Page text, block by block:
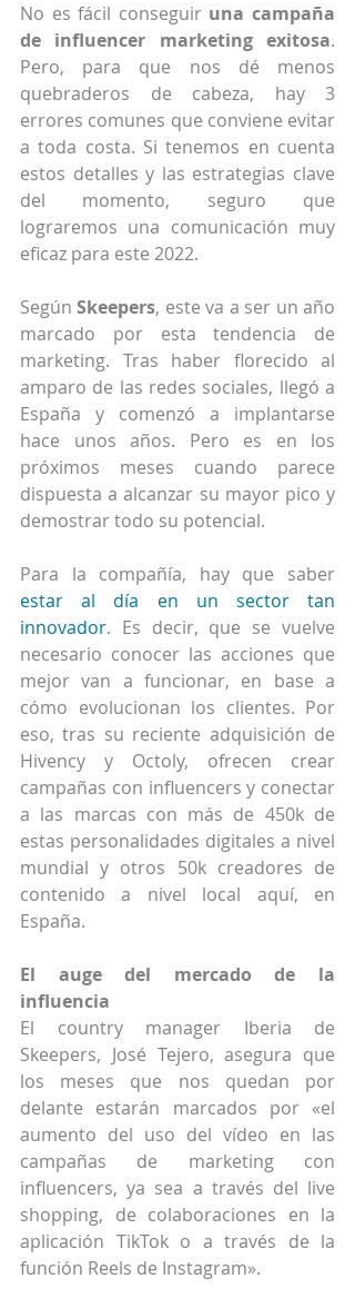
No es fácil conseguir una campaña
de influencer marketing exitosa.
Pero, para que nos dé menos
quebraderos de cabeza, hay 3
errores comunes que conviene evitar
a toda costa. Si tenemos en cuenta
estos detalles y las estrategias clave
del momento, seguro que
lograremos una comunicación muy
eficaz para este 2022.
Según Skeepers, este va a ser un año
marcado por esta tendencia de
marketing. Tras haber florecido al
amparo de las redes sociales, llegó a
España y comenzó a implantarse
hace unos años. Pero es en los
próximos meses cuando parece
dispuesta a alcanzar su mayor pico y
demostrar todo su potencial.
estar al día en un sector tan
innovador. Es decir, que se vuelve
necesario conocer las acciones que
mejor van a funcionar, en base a
cómo evolucionan los clientes. Por
eso, tras su reciente adquisición de
Hivency y Octoly, ofrecen crear
campañas con influencers y conectar
a las marcas con más de 450k de
estas personalidades digitales a nivel
mundial y otros 50k creadores de
contenido a nivel local aquí, en
España.
El auge del mercado de la
influencia
El country manager Iberia de
Skeepers, José Tejero, asegura que
los meses que nos quedan por
delante estarán marcados por «el
aumento del uso del vídeo en las
campañas de marketing con
influencers, ya sea a través del live
shopping, de colaboraciones en la
aplicación TikTok o a través de la
función Reels de Instagram».